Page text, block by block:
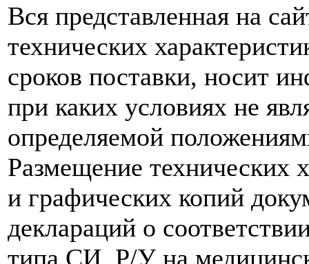
Вся представленная на
технических
сроков поставки, носит
при каких условиях не
определяемой
Размещение технических
и графических копий
деклараций о
типа СИ, Р/У на